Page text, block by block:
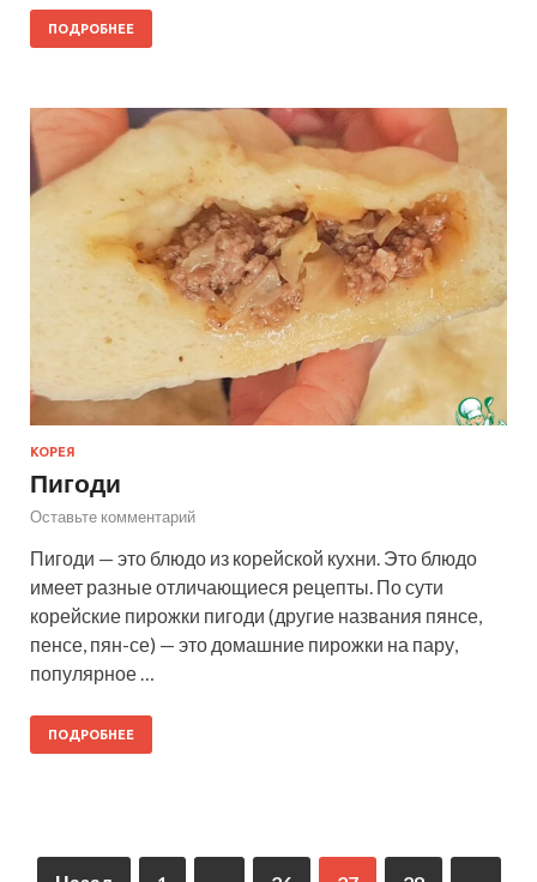
ПОДРОБНЕЕ
КОРЕЯ
Пигоди
Оставьте комментарий
Пигоди — это блюдо из корейской кухни. Это блюдо
имеет разные отличающиеся рецепты. По сути
корейские пирожки пигоди (другие названия пянсе,
пенсе, пян-се) — это домашние пирожки на пару,
популярное …
ПОДРОБНЕЕ